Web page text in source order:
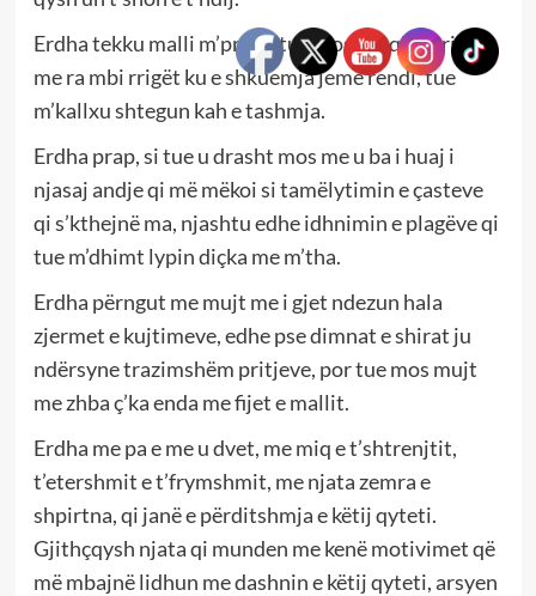
Erdha tekku malli m’pruni, tue mos lan qi harrimi
me ra mbi rrigët ku e shkuemja jeme rendi, tue
m’kallxu shtegun kah e tashmja.
Erdha prap, si tue u drasht mos me u ba i huaj i
njasaj andje qi më mëkoi si tamëlytimin e çasteve
qi s’kthejnë ma, njashtu edhe idhnimin e plagëve qi
tue m’dhimt lypin diçka me m’tha.
Erdha përngut me mujt me i gjet ndezun hala
zjermet e kujtimeve, edhe pse dimnat e shirat ju
ndërsyne trazimshëm pritjeve, por tue mos mujt
me zhba ç’ka enda me fijet e mallit.
Erdha me pa e me u dvet, me miq e t’shtrenjtit,
t’etershmit e t’frymshmit, me njata zemra e
shpirtna, qi janë e përditshmja e këtij qyteti.
Gjithçqysh njata qi munden me kenë motivimet që
më mbajnë lidhun me dashnin e këtij qyteti, arsyen